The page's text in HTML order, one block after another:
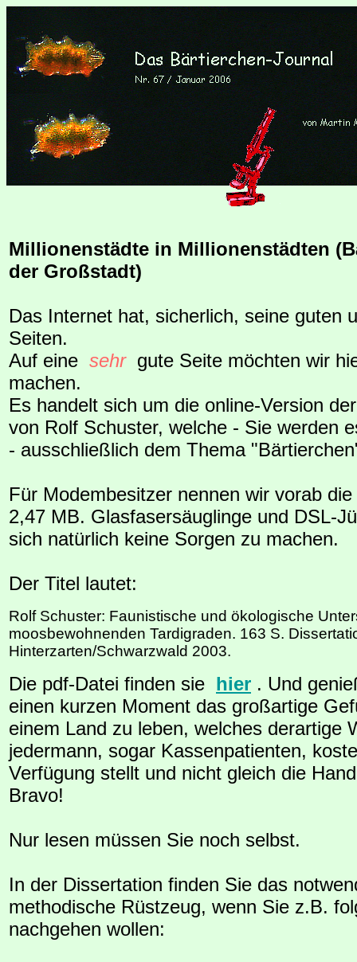
Millionenstädte in Millionenstädten
der Großstadt)
Das Internet hat, sicherlich, seine guten
Seiten.
Auf eine sehrgute Seite möchten wir
machen.
Es handelt sich um die online-Version
von Rolf Schuster, welche - Sie werden
- ausschließlich dem Thema
Für Modembesitzer nennen wir vorab
2,47 MB. Glasfasersäuglinge und DSL-
sich natürlich keine Sorgen zu machen.
Der Titel lautet:
Rolf Schuster: Faunistische und ökologische
moosbewohnenden Tardigraden. 163 S.
Hinterzarten/Schwarzwald 2003.
Die pdf-Datei finden sie hier . Und
einen kurzen Moment das großartige
einem Land zu leben, welches derartige
jedermann, sogar Kassenpatienten,
Verfügung stellt und nicht gleich die
Bravo!
Nur lesen müssen Sie noch selbst.
In der Dissertation finden Sie das
methodische Rüstzeug, wenn Sie z.B.
nachgehen wollen: